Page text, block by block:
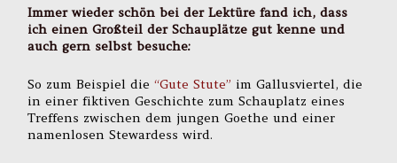
Immer wieder schön bei der Lektüre fand ich, dass
ich einen Großteil der Schauplätze gut kenne und
auch gern selbst besuche:
So zum Beispiel die“Gute Stute” im Gallusviertel, die
in einer fiktiven Geschichte zum Schauplatz eines
Treffens zwischen dem jungen Goethe und einer
namenlosen Stewardess wird.